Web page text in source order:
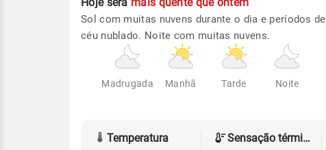
Sol com muitas nuvens durante o dia e períodos de
céu nublado. Noite com muitas nuvens.
Madrugada Manhã Tarde Noite
Temperatura
Sensação térmica